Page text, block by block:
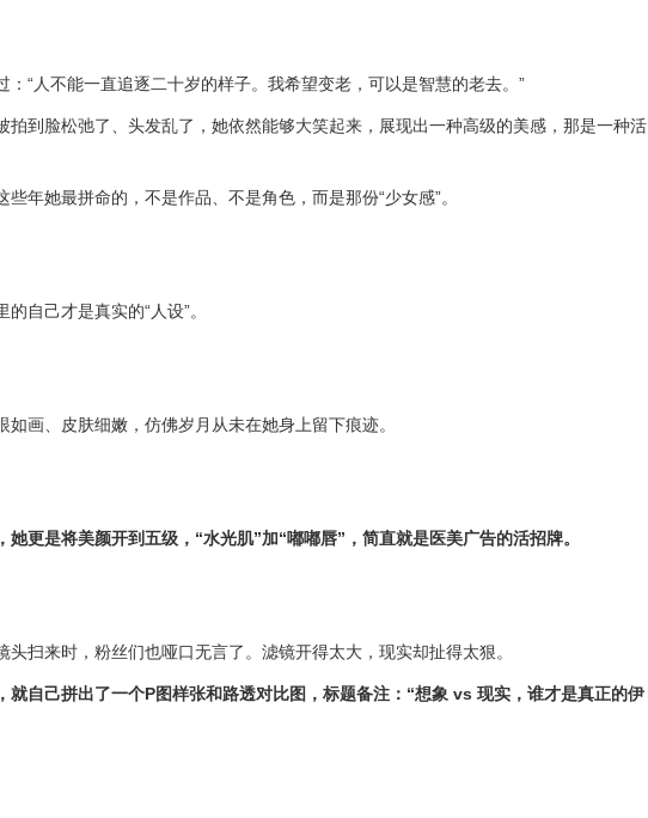
：“人不能一直追逐二十岁的样子。我希望变老，可以是智慧的老去。”
拍到脸松弛了、头发乱了，她依然能够大笑起来，展现出一种高级的美感，那是一种活
年她最拼命的，不是作品、不是角色，而是那份“少女感”。
自己才是真实的“人设”。
如画、皮肤细嫩，仿佛岁月从未在她身上留下痕迹。
她更是将美颜开到五级，“水光肌”加“嘟嘟唇”，简直就是医美广告的活招牌。
头扫来时，粉丝们也哑口无言了。滤镜开得太大，现实却扯得太狠。
就自己拼出了一个P图样张和路透对比图，标题备注：“想象 vs 现实，谁才是真正的伊